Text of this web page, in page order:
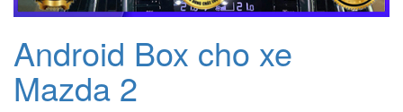
Android Box cho xe
Mazda 2